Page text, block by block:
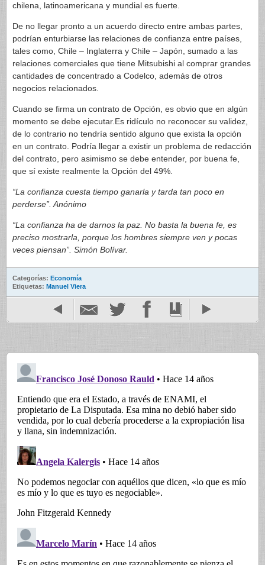
chilena, latinoamericana y mundial es fuerte.
De no llegar pronto a un acuerdo directo entre ambas partes,
podrían enturbiarse las relaciones de confianza entre países,
tales como, Chile – Inglaterra y Chile – Japón, sumado a las
relaciones comerciales que tiene Mitsubishi al comprar grandes
cantidades de concentrado a Codelco, además de otros
negocios relacionados.
Cuando se firma un contrato de Opción, es obvio que en algún
momento se debe ejecutar.Es ridículo no reconocer su validez,
de lo contrario no tendría sentido alguno que exista la opción
en un contrato. Podría llegar a existir un problema de redacción
del contrato, pero asimismo se debe entender, por buena fe,
que sí existe realmente la Opción del 49%.
“La confianza cuesta tiempo ganarla y tarda tan poco en
perderse”. Anónimo
“La confianza ha de darnos la paz. No basta la buena fe, es
preciso mostrarla, porque los hombres siempre ven y pocas
veces piensan”. Simón Bolívar.
Categorías: Economía
Etiquetas: Manuel Viera